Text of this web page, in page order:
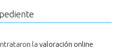
la valoración online